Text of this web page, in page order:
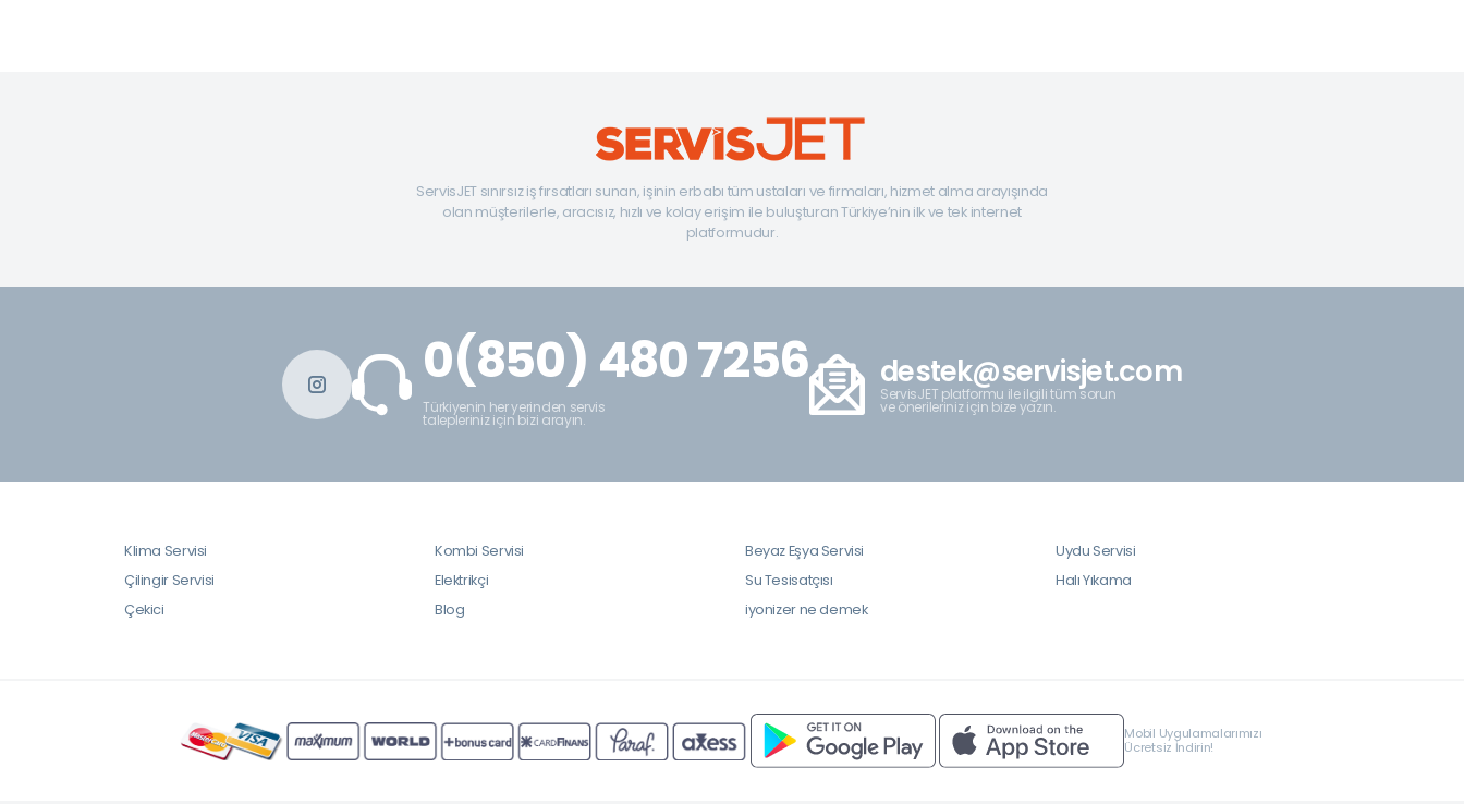
ServisJET sınırsız iş fırsatları sunan, işinin erbabı tüm ustaları ve firmaları, hizmet alma arayışında
olan müşterilerle, aracısız, hızlı ve kolay erişim ile buluşturan Türkiye’nin ilk ve tek internet
platformudur.
0(850) 480 7256
Türkiyenin her yerinden servis
talepleriniz için bizi arayın.
destek@servisjet.com
ServisJET platformu ile ilgili tüm sorun
ve önerileriniz için bize yazın.
Klima Servisi Kombi Servisi Beyaz Eşya Servisi
Uydu Servisi
Çilingir Servisi
Elektrikçi Su Tesisatçısı
Halı Yıkama
Çekici
Blog iyonizer ne demek
Mobil Uygulamalarımızı
Ücretsiz İndirin!